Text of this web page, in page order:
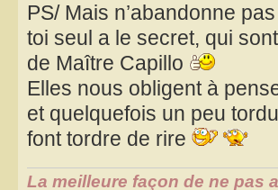
PS/ Mais n’abandonne
toi seul a le secret, qui
de Maître Capillo
Elles nous obligent à
et quelquefois un peu
font tordre de rire
La meilleure façon de ne pas